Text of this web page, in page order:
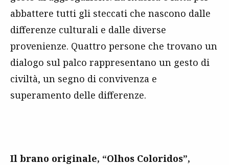
abbattere tutti gli steccati che nascono dalle
differenze culturali e dalle diverse
provenienze. Quattro persone che trovano un
dialogo sul palco rappresentano un gesto di
civiltà, un segno di convivenza e
superamento delle differenze.
Il brano originale, “Olhos Coloridos”,